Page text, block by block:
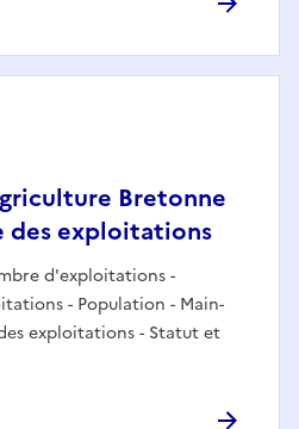
Bretonne
des exploitations
d'exploitations -
- Population - Main-
exploitations - Statut et